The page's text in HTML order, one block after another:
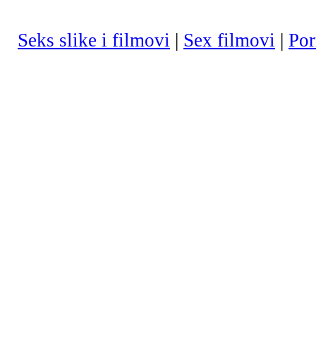
Seks slike i filmovi | Sex filmovi |